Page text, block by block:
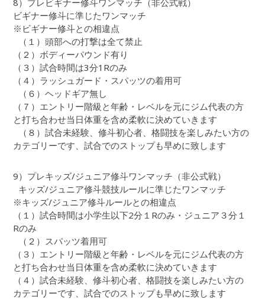
8）プレビギナー修斗ワンマッチ（非公式戦）
ビギナー修斗に準じたワンマッチ
※ビギナー修斗との相違点
（１）頭部への打撃は全て禁止
（２）ボディーパウンド有り
（３）試合時間は3分1Rのみ
（４）ラッシュガード・スパッツの着用可
（６）ヘッドギア無し
（７）エントリー階級と年齢・レベルを元にジム代表の方
と打ち合わせ当日体重を含め柔軟に決めていきます
（８）試合未経験、修斗初心者、格闘技を楽しみたい方の
カテゴリーです、試合でのストップも早めに致します
9）プレキッズ/ジュニア修斗ワンマッチ（非公式戦）
キッズ/ジュニア修斗競技ルールに準じたワンマッチ
※キッズ/ジュニア修斗ルールとの相違点
（１）試合時間は小学生以下2分１Rのみ・ジュニア３分１
Rのみ
（２）スパッツ着用可
（３）エントリー階級と年齢・レベルを元にジム代表の方
と打ち合わせ当日体重を含め柔軟に決めていきます
（４）試合未経験、修斗初心者、格闘技を楽しみたい方の
カテゴリーです、試合でのストップも早めに致します